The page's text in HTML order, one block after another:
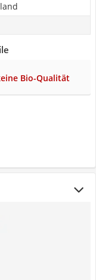
Bio-Qualität